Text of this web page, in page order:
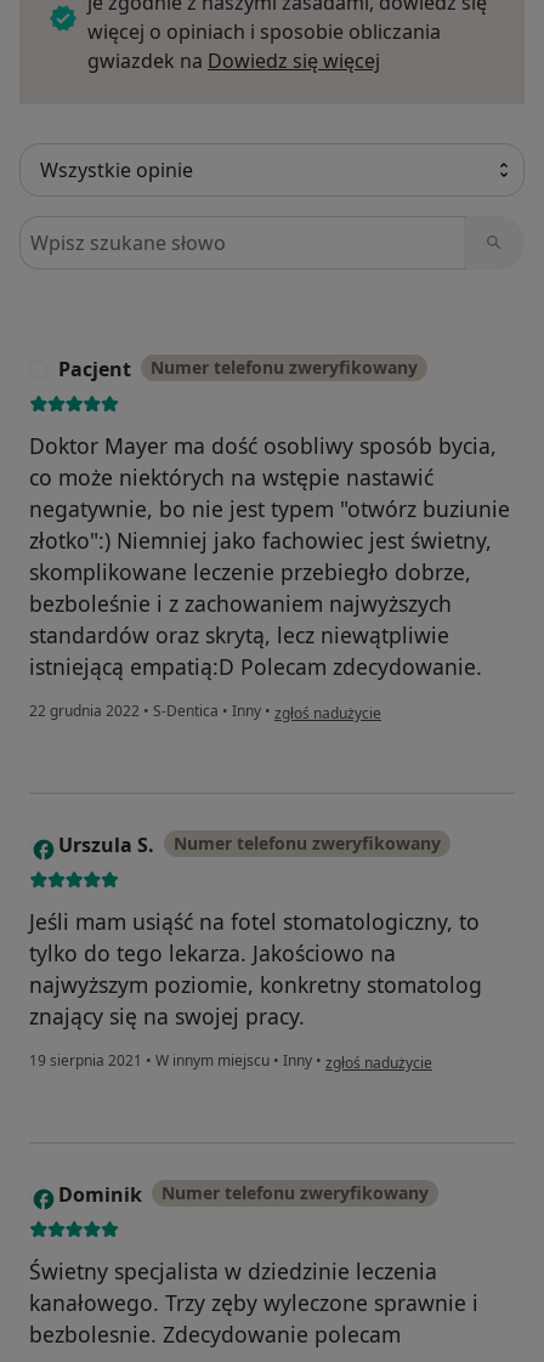
więcej o opiniach i sposobie obliczania
gwiazdek na Dowiedz się więcej
Szukaj w opiniach
Pacjent Numer telefonu zweryfikowany
Doktor Mayer ma dość osobliwy sposób bycia,
co może niektórych na wstępie nastawić
negatywnie, bo nie jest typem "otwórz buziunie
złotko":) Niemniej jako fachowiec jest świetny,
skomplikowane leczenie przebiegło dobrze,
bezboleśnie i z zachowaniem najwyższych
standardów oraz skrytą, lecz niewątpliwie
istniejącą empatią:D Polecam zdecydowanie.
22 grudnia 2022 • S-Dentica • Inny • w opinii użytkownika Pacjent
zgłoś nadużycie
U Urszula S. Numer telefonu zweryfikowany
Jeśli mam usiąść na fotel stomatologiczny, to
tylko do tego lekarza. Jakościowo na
najwyższym poziomie, konkretny stomatolog
znający się na swojej pracy.
19 sierpnia 2021 • W innym miejscu • Inny • w opinii użytkownika Urszula S.
zgłoś nadużycie
D Dominik Numer telefonu zweryfikowany
Świetny specjalista w dziedzinie leczenia
kanałowego. Trzy zęby wyleczone sprawnie i
bezbolesnie. Zdecydowanie polecam